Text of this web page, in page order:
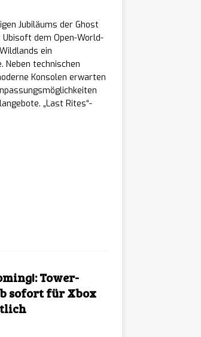
Jubiläums der Ghost
Ubisoft dem Open-World-
ein
Neben technischen
Konsolen erwarten
„Last Rites“-
Tower-
sofort für Xbox